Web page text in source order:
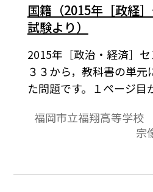
国籍（2015年［政経
試験より）
2015年［政治・経済］
３３から，教科書の単元
た問題です。１ページ目
福岡市立福翔高等学
宗